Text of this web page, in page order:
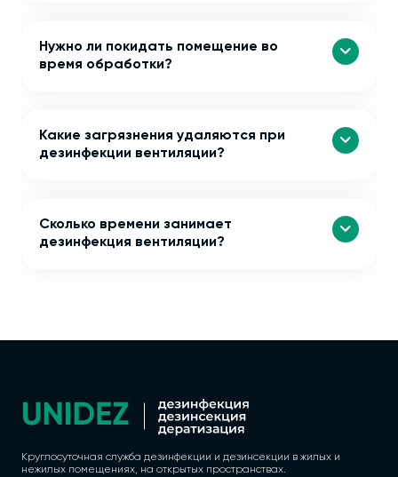
Нужно ли покидать помещение во
время обработки?
Какие загрязнения удаляются при
дезинфекции вентиляции?
Сколько времени занимает
дезинфекция вентиляции?
Круглосуточная служба дезинфекции и дезинсекции в жилых и
нежилых помещениях, на открытых пространствах.